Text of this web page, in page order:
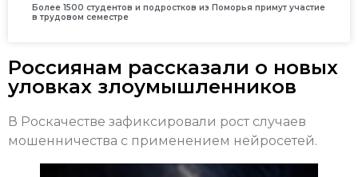
Более 1500 студентов и подростков из Поморья примут участие
в трудовом семестре
Россиянам рассказали о новых
уловках злоумышленников
В Роскачестве зафиксировали рост случаев
мошенничества с применением нейросетей.